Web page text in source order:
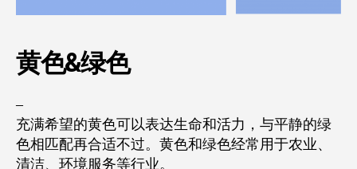
黄色&绿色
–
充满希望的黄色可以表达生命和活力，与平静的绿
色相匹配再合适不过。黄色和绿色经常用于农业、
清洁、环境服务等行业。